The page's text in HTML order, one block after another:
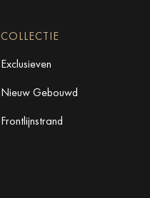
COLLECTIE
Exclusieven
Nieuw Gebouwd
Frontlijnstrand